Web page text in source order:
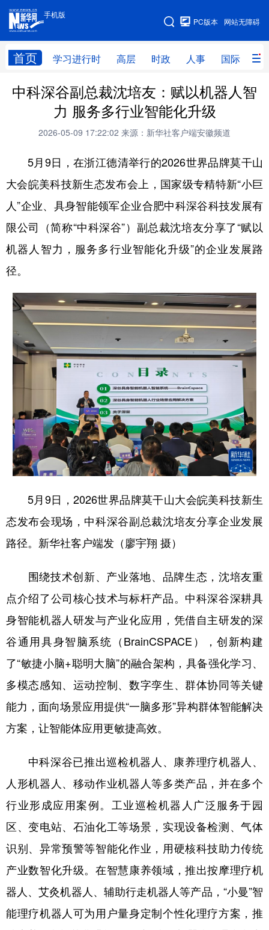
手机版
网站无障碍
PC版本
首页 学习进行时 高层 时政 人事 国际 财
手机版
网站地图
学习进行时 高层 时政 人事
财经 网评
全球连线 教育
科技 科创 量子 体育
文化 书画 健康 军事
法律 中央文件 金融 汽车
学术中国 乡村振兴 银龄 溯源中国
旅游 会展
彩票 娱乐 时尚 悦读
亚太网 上市公司
文化产业
地方频道
北京 天津 河北 山西
浙江 安徽 福建 江西
山东 河南 湖北
四川 贵州 云南 西藏
陕西 甘肃 青海 宁夏
新疆 内蒙古 黑龙江
多语种频道
English Español Français عربى
Deutsch Português
中科深谷副总裁沈培友：赋以机器人智
力 服务多行业智能化升级
2026-05-09 17:22:02 来源：新华社客户端安徽频道
5月9日，在浙江德清举行的2026世界品牌莫干山
大会皖美科技新生态发布会上，国家级专精特新“小巨
人”企业、具身智能领军企业合肥中科深谷科技发展有
限公司（简称“中科深谷”）副总裁沈培友分享了“赋以
机器人智力，服务多行业智能化升级”的企业发展路
径。
5月9日，2026世界品牌莫干山大会皖美科技新生
态发布会现场，中科深谷副总裁沈培友分享企业发展
路径。新华社客户端发（廖宇翔 摄）
围绕技术创新、产业落地、品牌生态，沈培友重
点介绍了公司核心技术与标杆产品。中科深谷深耕具
身智能机器人研发与产业化应用，凭借自主研发的深
谷通用具身智脑系统（BrainCSPACE），创新构建
了“敏捷小脑+聪明大脑”的融合架构，具备强化学习、
多模态感知、运动控制、数字孪生、群体协同等关键
能力，面向场景应用提供“一脑多形”异构群体智能解决
方案，让智能体应用更敏捷高效。
中科深谷已推出巡检机器人、康养理疗机器人、
人形机器人、移动作业机器人等多类产品，并在多个
行业形成应用案例。工业巡检机器人广泛服务于园
区、变电站、石油化工等场景，实现设备检测、气体
识别、异常预警等智能化作业，用硬核科技助力传统
产业数智化升级。在智慧康养领域，推出按摩理疗机
器人、艾灸机器人、辅助行走机器人等产品，“小曼”智
能理疗机器人可为用户量身定制个性化理疗方案，推